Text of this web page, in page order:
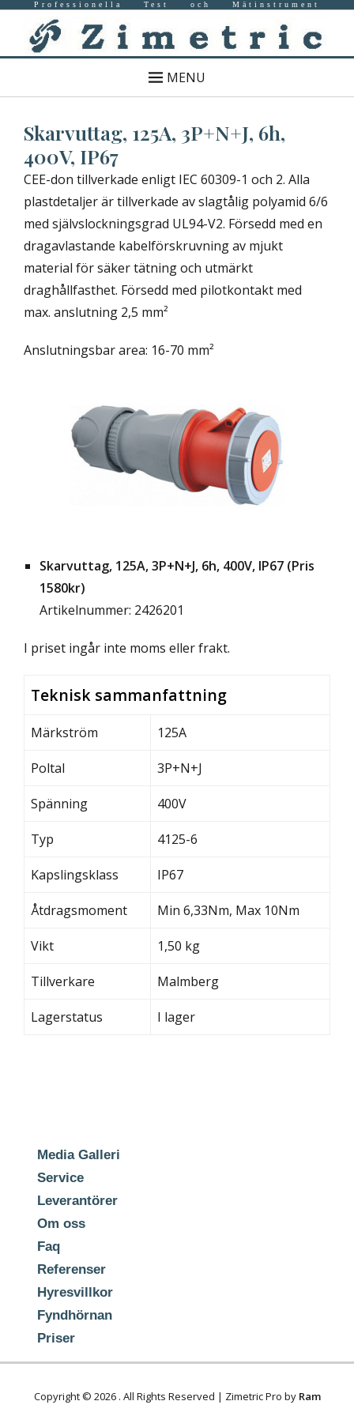
Professionella Test och Mätinstrument
MENU
Skarvuttag, 125A, 3P+N+J, 6h,
400V, IP67
CEE-don tillverkade enligt IEC 60309-1 och 2. Alla
plastdetaljer är tillverkade av slagtålig polyamid 6/6
med självslockningsgrad UL94-V2. Försedd med en
dragavlastande kabelförskruvning av mjukt
material för säker tätning och utmärkt
draghållfasthet. Försedd med pilotkontakt med
max. anslutning 2,5 mm²
Anslutningsbar area: 16-70 mm²
Skarvuttag, 125A, 3P+N+J, 6h, 400V, IP67 (Pris
1580kr)
Artikelnummer: 2426201
I priset ingår inte moms eller frakt.
Teknisk sammanfattning
Märkström 125A
Poltal 3P+N+J
Spänning 400V
Typ 4125-6
Kapslingsklass IP67
Åtdragsmoment Min 6,33Nm, Max 10Nm
Vikt 1,50 kg
Tillverkare Malmberg
Lagerstatus I lager
Media Galleri
Service
Leverantörer
Om oss
Faq
Referenser
Hyresvillkor
Fyndhörnan
Priser
Copyright © 2026 . All Rights Reserved | Zimetric Pro by Ram